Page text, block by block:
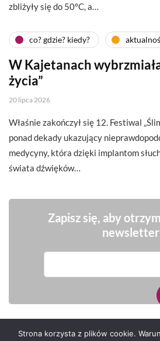
zbliżyły się do 50°C, a…
co? gdzie? kiedy?
W Kajetanach
życia”
20 lipca 2026
Właśnie zakończył się 12. Festiwal
ponad dekady ukazujący
medycyny, która dzięki implantom
świata dźwięków…
Zapisz się, aby
newsletter
Strona korzysta z plików cookie.